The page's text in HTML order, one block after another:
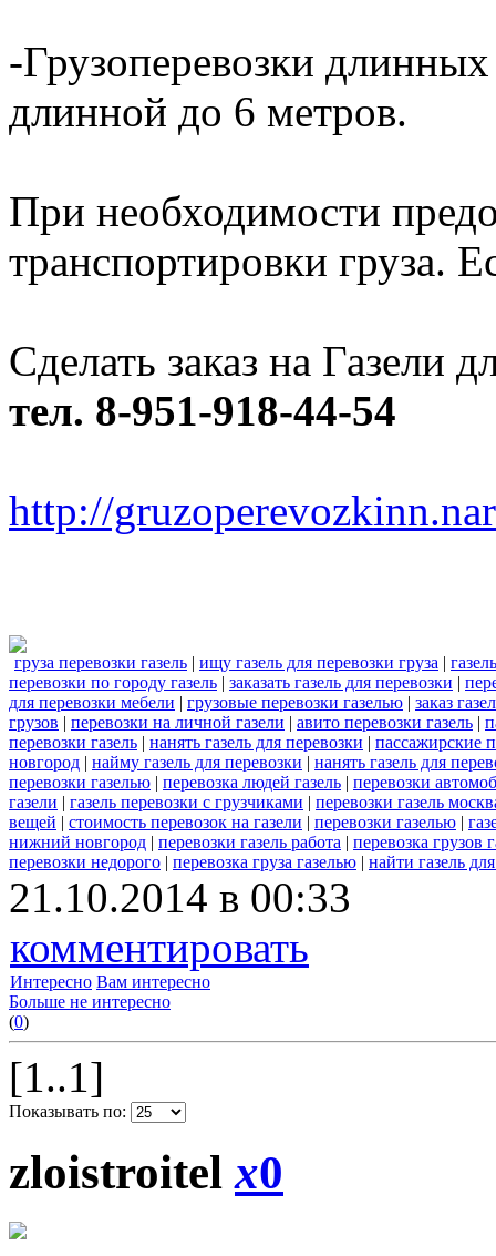
-Грузоперевозки
длинной до 6 метров.
При необходимости
транспортировки груза.
Сделать заказ на Газели
тел. 8-951-918-44-54
http://
груза перевозки газель | ищу газель для перевозки груза |
перевозки по городу газель | заказать газель для перевозки |
для перевозки мебели | грузовые перевозки газелью | заказ
грузов | перевозки на личной газели | авито перевозки газель |
перевозки газель | нанять газель для перевозки | пассажирские
новгород | найму газель для перевозки | нанять газель для
перевозки газелью | перевозка людей газель | перевозки
газели | газель перевозки с грузчиками | перевозки газель
вещей | стоимость перевозок на газели | перевозки газелью |
нижний новгород | перевозки газель работа | перевозка грузов
перевозки недорого | перевозка груза газелью | найти газель
21.10.2014 в 00:33
комментировать
Интересно Вам интересно
Больше не интересно
(0)
[1..1]
Показывать по:
zloistroitelx0